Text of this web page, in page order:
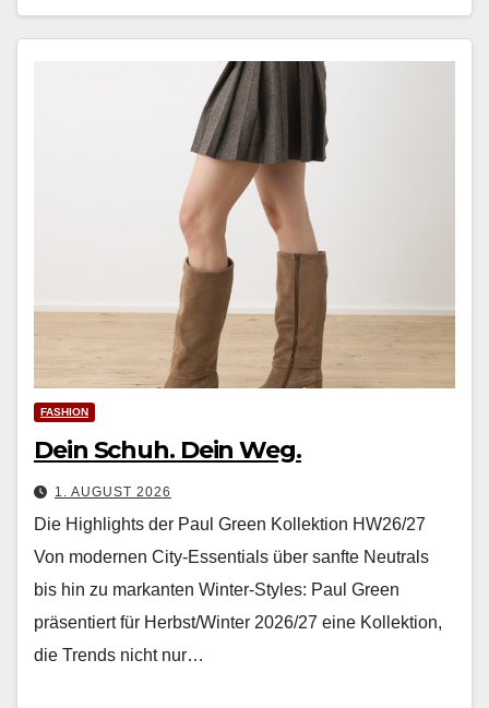
FASHION
Dein Schuh. Dein Weg.
1. AUGUST 2026
Die Highlights der Paul Green Kollektion HW26/27
Von mod­er­nen City-Essen­tials über san­fte Neu­trals
bis hin zu markan­ten Win­ter-Styles: Paul Green
präsen­tiert für Herbst/Winter 2026/27 eine Kollek­tion,
die Trends nicht nur…